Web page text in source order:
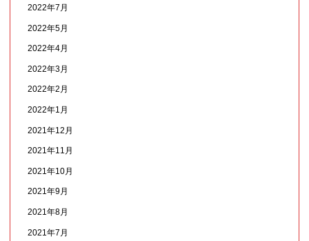
2022年7月
2022年5月
2022年4月
2022年3月
2022年2月
2022年1月
2021年12月
2021年11月
2021年10月
2021年9月
2021年8月
2021年7月